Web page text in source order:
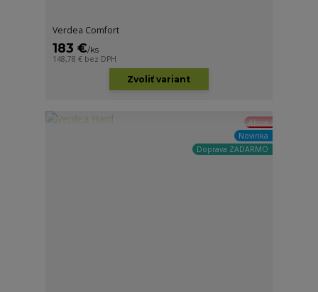
Verdea Comfort
183 €/ks
148,78 € bez DPH
Zvoliť variant
Akcia
Novinka
Doprava ZADARMO